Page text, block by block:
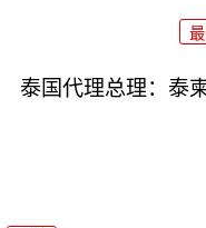
泰国代理总理：泰